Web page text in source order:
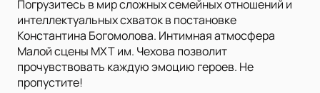
Погрузитесь в мир сложных семейных отношений и
интеллектуальных схваток в постановке
Константина Богомолова. Интимная атмосфера
Малой сцены МХТ им. Чехова позволит
прочувствовать каждую эмоцию героев. Не
пропустите!